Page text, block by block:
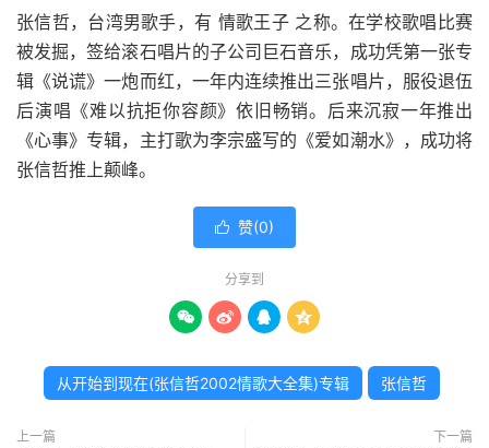
张信哲，台湾男歌手，有 情歌王子 之称。在学校歌唱比赛
被发掘，签给滚石唱片的子公司巨石音乐，成功凭第一张专
辑《说谎》一炮而红，一年内连续推出三张唱片，服役退伍
后演唱《难以抗拒你容颜》依旧畅销。后来沉寂一年推出
《心事》专辑，主打歌为李宗盛写的《爱如潮水》，成功将
张信哲推上颠峰。
 赞(0)
分享到
   
从开始到现在(张信哲2002情歌大全集)专辑 张信哲
上一篇 下一篇